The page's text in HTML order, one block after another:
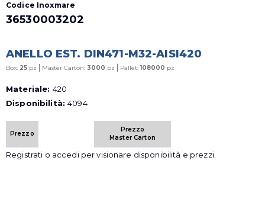
Codice Inoxmare
36530003202
ANELLO EST. DIN471-M32-AISI420
Box: 25 pz | Master Carton: 3000 pz | Pallet:108000 pz
Materiale: 420
Disponibilità:4094
Prezzo
Prezzo
Master Carton
Registrati o accedi per visionare disponibilità e prezzi.